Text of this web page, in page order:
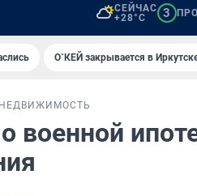
СЕЙЧАС
+28°C
3
О`КЕЙ закрывается в
НЕДВИЖИМОСТЬ
военной